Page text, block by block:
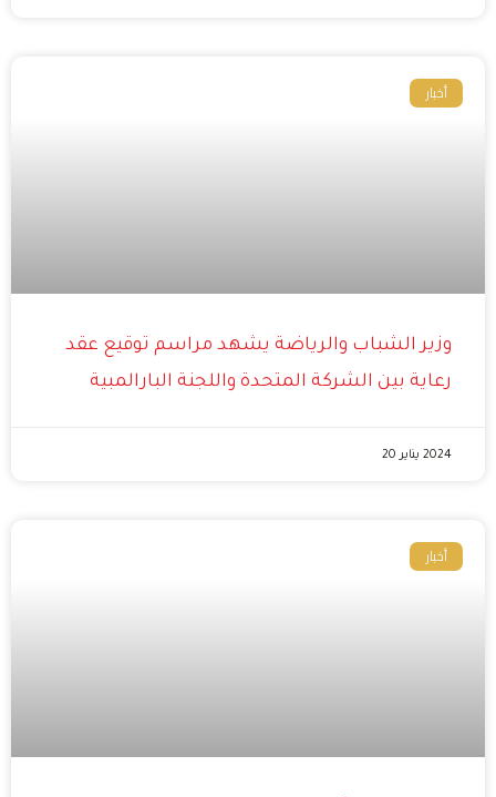
أخبار
وزير الشباب والرياضة يشهد مراسم توقيع عقد
رعاية بين الشركة المتحدة واللجنة البارالمبية
2024 يناير 20
أخبار